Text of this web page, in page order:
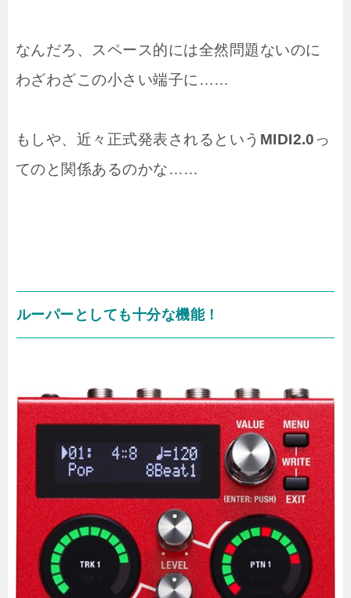
なんだろ、スペース的には全然問題ないのに
わざわざこの小さい端子に……
もしや、近々正式発表されるという MIDI2.0 っ
てのと関係あるのかな……
ルーパーとしても十分な機能！